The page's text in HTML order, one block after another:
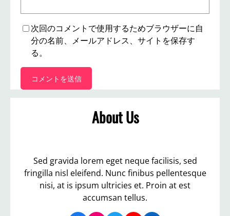
次回のコメントで使用するためブラウザーに自
分の名前、メールアドレス、サイトを保存す
る。
About Us
Sed gravida lorem eget neque facilisis, sed
fringilla nisl eleifend. Nunc finibus pellentesque
nisi, at is ipsum ultricies et. Proin at est
accumsan tellus.